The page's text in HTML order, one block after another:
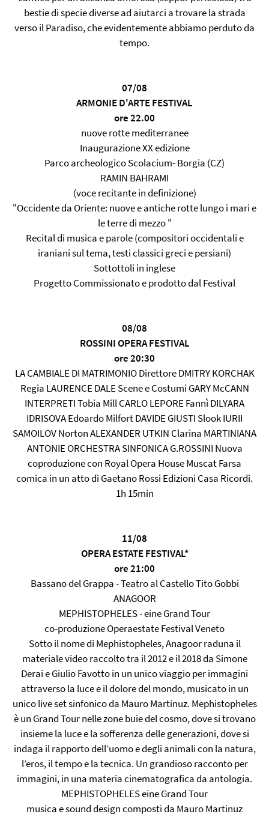
bestie di specie diverse ad aiutarci a trovare la strada
verso il Paradiso, che evidentemente abbiamo perduto da
tempo.
07/08
ARMONIE D'ARTE FESTIVAL
ore 22.00
nuove rotte mediterranee
Inaugurazione XX edizione
Parco archeologico Scolacium- Borgia (CZ)
RAMIN BAHRAMI
(voce recitante in definizione)
"Occidente da Oriente: nuove e antiche rotte lungo i mari e
le terre di mezzo "
Recital di musica e parole (compositori occidentali e
iraniani sul tema, testi classici greci e persiani)
Sottottoli in inglese
Progetto Commissionato e prodotto dal Festival
08/08
ROSSINI OPERA FESTIVAL
ore 20:30
LA CAMBIALE DI MATRIMONIO Direttore DMITRY KORCHAK
Regia LAURENCE DALE Scene e Costumi GARY McCANN
INTERPRETI Tobia Mill CARLO LEPORE Fannì DILYARA
IDRISOVA Edoardo Milfort DAVIDE GIUSTI Slook IURII
SAMOILOV Norton ALEXANDER UTKIN Clarina MARTINIANA
ANTONIE ORCHESTRA SINFONICA G.ROSSINI Nuova
coproduzione con Royal Opera House Muscat Farsa
comica in un atto di Gaetano Rossi Edizioni Casa Ricordi.
1h 15min
11/08
OPERA ESTATE FESTIVAL*
ore 21:00
Bassano del Grappa - Teatro al Castello Tito Gobbi
ANAGOOR
MEPHISTOPHELES - eine Grand Tour
co-produzione Operaestate Festival Veneto
Sotto il nome di Mephistopheles, Anagoor raduna il
materiale video raccolto tra il 2012 e il 2018 da Simone
Derai e Giulio Favotto in un unico viaggio per immagini
attraverso la luce e il dolore del mondo, musicato in un
unico live set sinfonico da Mauro Martinuz. Mephistopheles
è un Grand Tour nelle zone buie del cosmo, dove si trovano
insieme la luce e la sofferenza delle generazioni, dove si
indaga il rapporto dell’uomo e degli animali con la natura,
l’eros, il tempo e la tecnica. Un grandioso racconto per
immagini, in una materia cinematografica da antologia.
MEPHISTOPHELES eine Grand Tour
musica e sound design composti da Mauro Martinuz